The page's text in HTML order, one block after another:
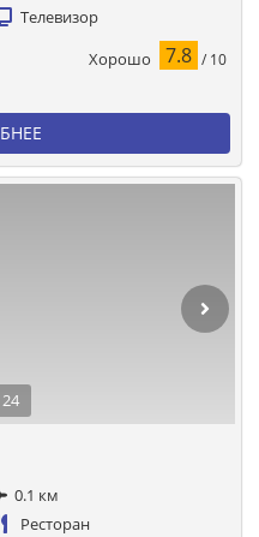
Телевизор
Хорошо 7.8 / 10
0.1 км
Ресторан